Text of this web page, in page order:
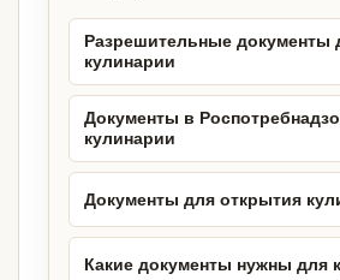
Разрешительные документы
кулинарии
Документы в
кулинарии
Документы для открытия
Какие документы нужны для